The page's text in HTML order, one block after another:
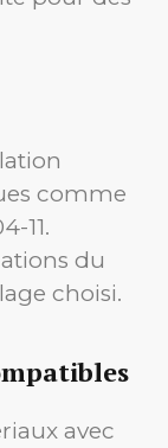
comme
11.
du
choisi.
avec